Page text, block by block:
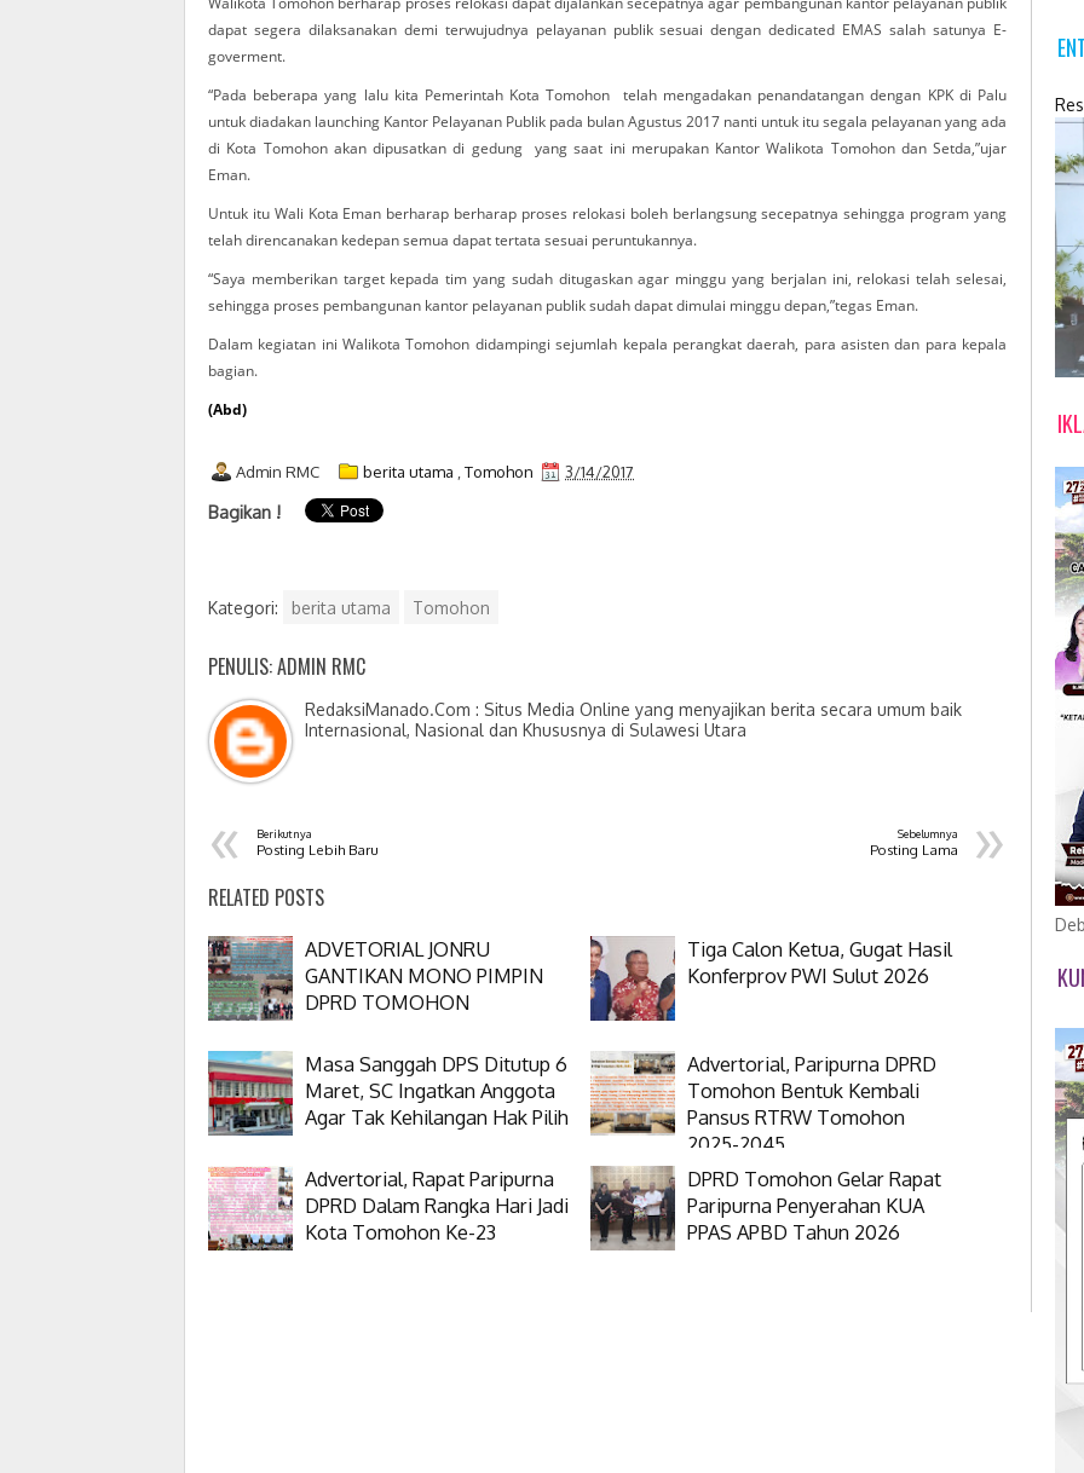
dapat segera dilaksanakan demi terwujudnya pelayanan publik sesuai dengan dedicated EMAS salah satunya E-
goverment.
“Pada beberapa yang lalu kita Pemerintah Kota Tomohon telah mengadakan penandatangan dengan KPK di Palu
untuk diadakan launching Kantor Pelayanan Publik pada bulan Agustus 2017 nanti untuk itu segala pelayanan yang ada
di Kota Tomohon akan dipusatkan di gedung yang saat ini merupakan Kantor Walikota Tomohon dan Setda,”ujar
Eman.
Untuk itu Wali Kota Eman berharap berharap proses relokasi boleh berlangsung secepatnya sehingga program yang
telah direncanakan kedepan semua dapat tertata sesuai peruntukannya.
“Saya memberikan target kepada tim yang sudah ditugaskan agar minggu yang berjalan ini, relokasi telah selesai,
sehingga proses pembangunan kantor pelayanan publik sudah dapat dimulai minggu depan,”tegas Eman.
Dalam kegiatan ini Walikota Tomohon didampingi sejumlah kepala perangkat daerah, para asisten dan para kepala
bagian.
(Abd)
Admin RMC berita utama Tomohon 3/14/2017
Bagikan !
Kategori: berita utama Tomohon
PENULIS: ADMIN RMC
RedaksiManado.Com : Situs Media Online yang menyajikan berita secara umum baik
Internasional, Nasional dan Khususnya di Sulawesi Utara
« Berikutnya
Posting Lebih Baru »
Sebelumnya
Posting Lama
RELATED POSTS
ADVETORIAL JONRU
GANTIKAN MONO PIMPIN
DPRD TOMOHON
Tiga Calon Ketua, Gugat Hasil
Konferprov PWI Sulut 2026
Masa Sanggah DPS Ditutup 6
Maret, SC Ingatkan Anggota
Agar Tak Kehilangan Hak Pilih
Advertorial, Paripurna DPRD
Tomohon Bentuk Kembali
Pansus RTRW Tomohon
2025-2045
Advertorial, Rapat Paripurna
DPRD Dalam Rangka Hari Jadi
Kota Tomohon Ke-23
DPRD Tomohon Gelar Rapat
Paripurna Penyerahan KUA
PPAS APBD Tahun 2026